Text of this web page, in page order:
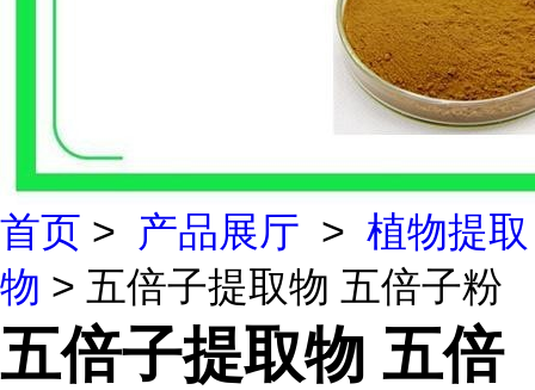
首页 > 产品展厅 > 植物提取
物 > 五倍子提取物 五倍子粉
五倍子提取物 五倍